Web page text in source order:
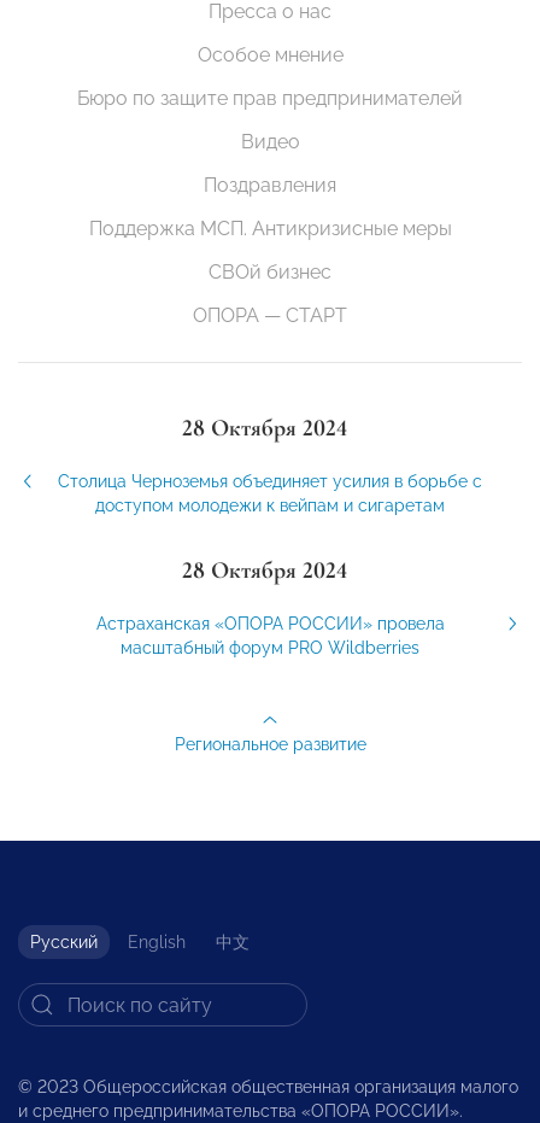
Пресса о нас
Особое мнение
Бюро по защите прав предпринимателей
Видео
Поздравления
Поддержка МСП. Антикризисные меры
СВОй бизнес
ОПОРА — СТАРТ
28 Октября 2024
Столица Черноземья объединяет усилия в борьбе с
доступом молодежи к вейпам и сигаретам
28 Октября 2024
Астраханская «ОПОРА РОССИИ» провела
масштабный форум PRO Wildberries
Региональное развитие
Русский English 中文
© 2023 Общероссийская общественная организация малого
и среднего предпринимательства «ОПОРА РОССИИ».